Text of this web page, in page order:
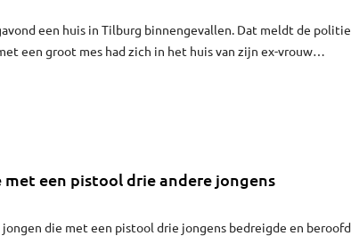
een huis in Tilburg binnengevallen. Dat meldt de politie
een groot mes had zich in het huis van zijn ex-vrouw
een pistool drie andere jongens
die met een pistool drie jongens bedreigde en